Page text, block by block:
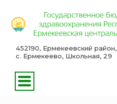
452190, Ермекеевский район,
с. Ермекеево, Школьная, 29